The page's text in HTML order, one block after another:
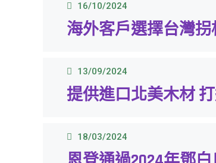
16/10/2024
海外客戶選擇台灣
13/09/2024
提供進口北美木材
18/03/2024